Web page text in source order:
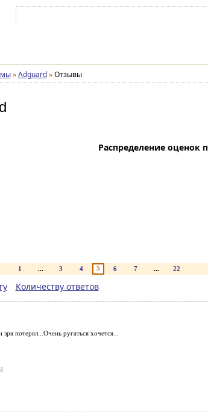
» Adguard » Отзывы
Распределение оценок
1 ... 3 4 5 6 7 ... 22
Количеству ответов
потерял...Очень ругаться хочется...